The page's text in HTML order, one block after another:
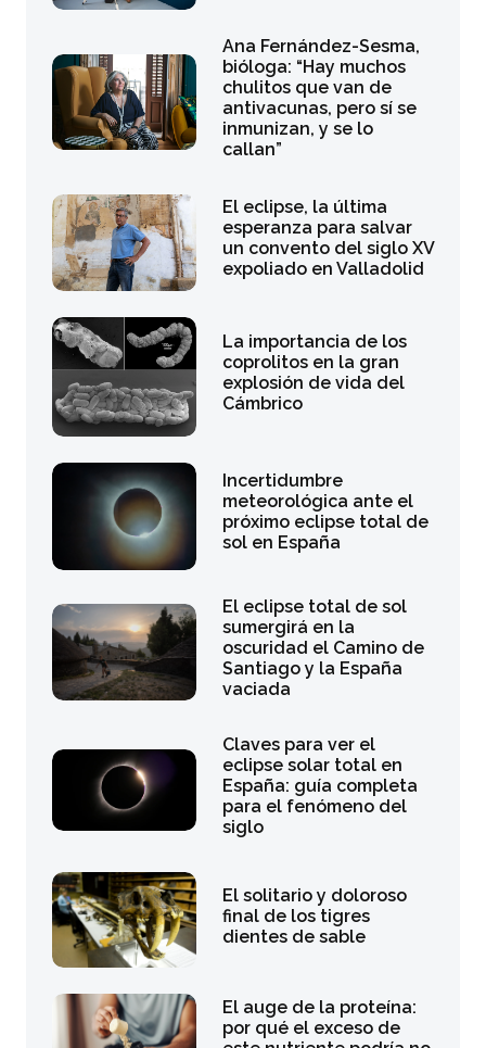
Ana Fernández-Sesma,
bióloga: “Hay muchos
chulitos que van de
antivacunas, pero sí se
inmunizan, y se lo
callan”
El eclipse, la última
esperanza para salvar
un convento del siglo XV
expoliado en Valladolid
La importancia de los
coprolitos en la gran
explosión de vida del
Cámbrico
Incertidumbre
meteorológica ante el
próximo eclipse total de
sol en España
El eclipse total de sol
sumergirá en la
oscuridad el Camino de
Santiago y la España
vaciada
Claves para ver el
eclipse solar total en
España: guía completa
para el fenómeno del
siglo
El solitario y doloroso
final de los tigres
dientes de sable
El auge de la proteína:
por qué el exceso de